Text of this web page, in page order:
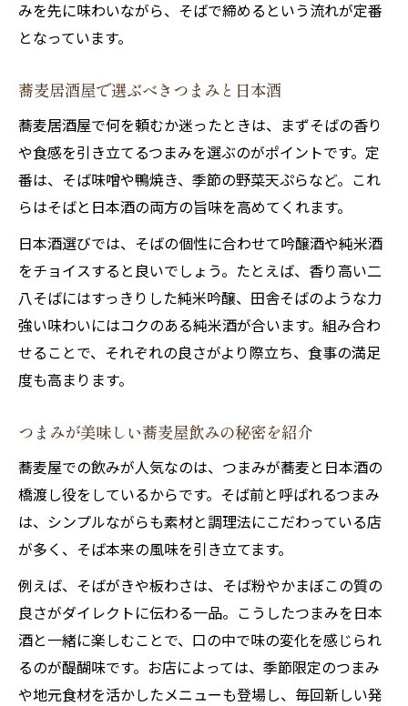
みを先に味わいながら、そばで締めるという流れが定番
となっています。
蕎麦居酒屋で選ぶべきつまみと日本酒
蕎麦居酒屋で何を頼むか迷ったときは、まずそばの香り
や食感を引き立てるつまみを選ぶのがポイントです。定
番は、そば味噌や鴨焼き、季節の野菜天ぷらなど。これ
らはそばと日本酒の両方の旨味を高めてくれます。
日本酒選びでは、そばの個性に合わせて吟醸酒や純米酒
をチョイスすると良いでしょう。たとえば、香り高い二
八そばにはすっきりした純米吟醸、田舎そばのような力
強い味わいにはコクのある純米酒が合います。組み合わ
せることで、それぞれの良さがより際立ち、食事の満足
度も高まります。
つまみが美味しい蕎麦屋飲みの秘密を紹介
蕎麦屋での飲みが人気なのは、つまみが蕎麦と日本酒の
橋渡し役をしているからです。そば前と呼ばれるつまみ
は、シンプルながらも素材と調理法にこだわっている店
が多く、そば本来の風味を引き立てます。
例えば、そばがきや板わさは、そば粉やかまぼこの質の
良さがダイレクトに伝わる一品。こうしたつまみを日本
酒と一緒に楽しむことで、口の中で味の変化を感じられ
るのが醍醐味です。お店によっては、季節限定のつまみ
や地元食材を活かしたメニューも登場し、毎回新しい発